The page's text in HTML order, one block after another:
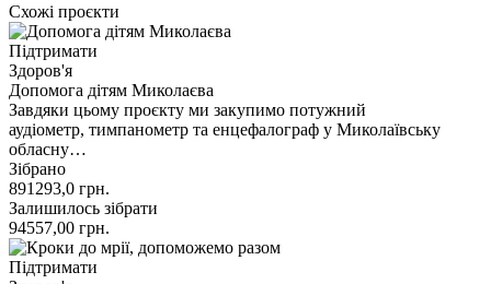
Схожі проєкти
Підтримати
Здоров'я
Допомога дітям Миколаєва
Завдяки цьому проєкту ми закупимо потужний
аудіометр, тимпанометр та енцефалограф у Миколаївську
обласну…
Зібрано
891293,0 грн.
Залишилось зібрати
94557,00 грн.
Підтримати